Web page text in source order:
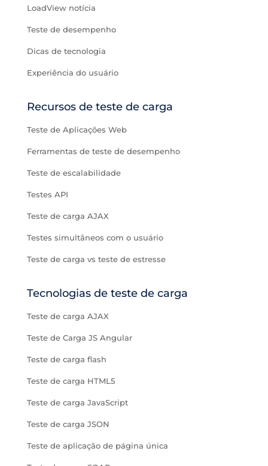
LoadView notícia
Teste de desempenho
Dicas de tecnologia
Experiência do usuário
Recursos de teste de carga
Teste de Aplicações Web
Ferramentas de teste de desempenho
Teste de escalabilidade
Testes API
Teste de carga AJAX
Testes simultâneos com o usuário
Teste de carga vs teste de estresse
Tecnologias de teste de carga
Teste de carga AJAX
Teste de Carga JS Angular
Teste de carga flash
Teste de carga HTML5
Teste de carga JavaScript
Teste de carga JSON
Teste de aplicação de página única